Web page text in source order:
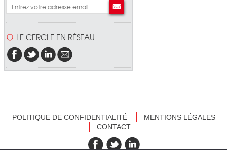
LE CERCLE EN RÉSEAU
POLITIQUE DE CONFIDENTIALITÉ
MENTIONS LÉGALES
CONTACT